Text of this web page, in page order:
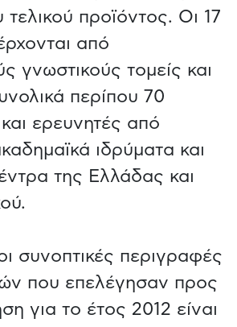
τελικού προϊόντος. Οι 17
από
γνωστικούς τομείς και
περίπου 70
ερευνητές από
ιδρύματα και
της Ελλάδας και
οι συνοπτικές περιγραφές
που επελέγησαν προς
για το έτος 2012 είναι